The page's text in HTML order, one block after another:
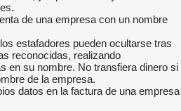
de una empresa con un nombre
estafadores pueden ocultarse tras
reconocidas, realizando
en su nombre. No transfiera dinero si
de la empresa.
datos en la factura de una empresa